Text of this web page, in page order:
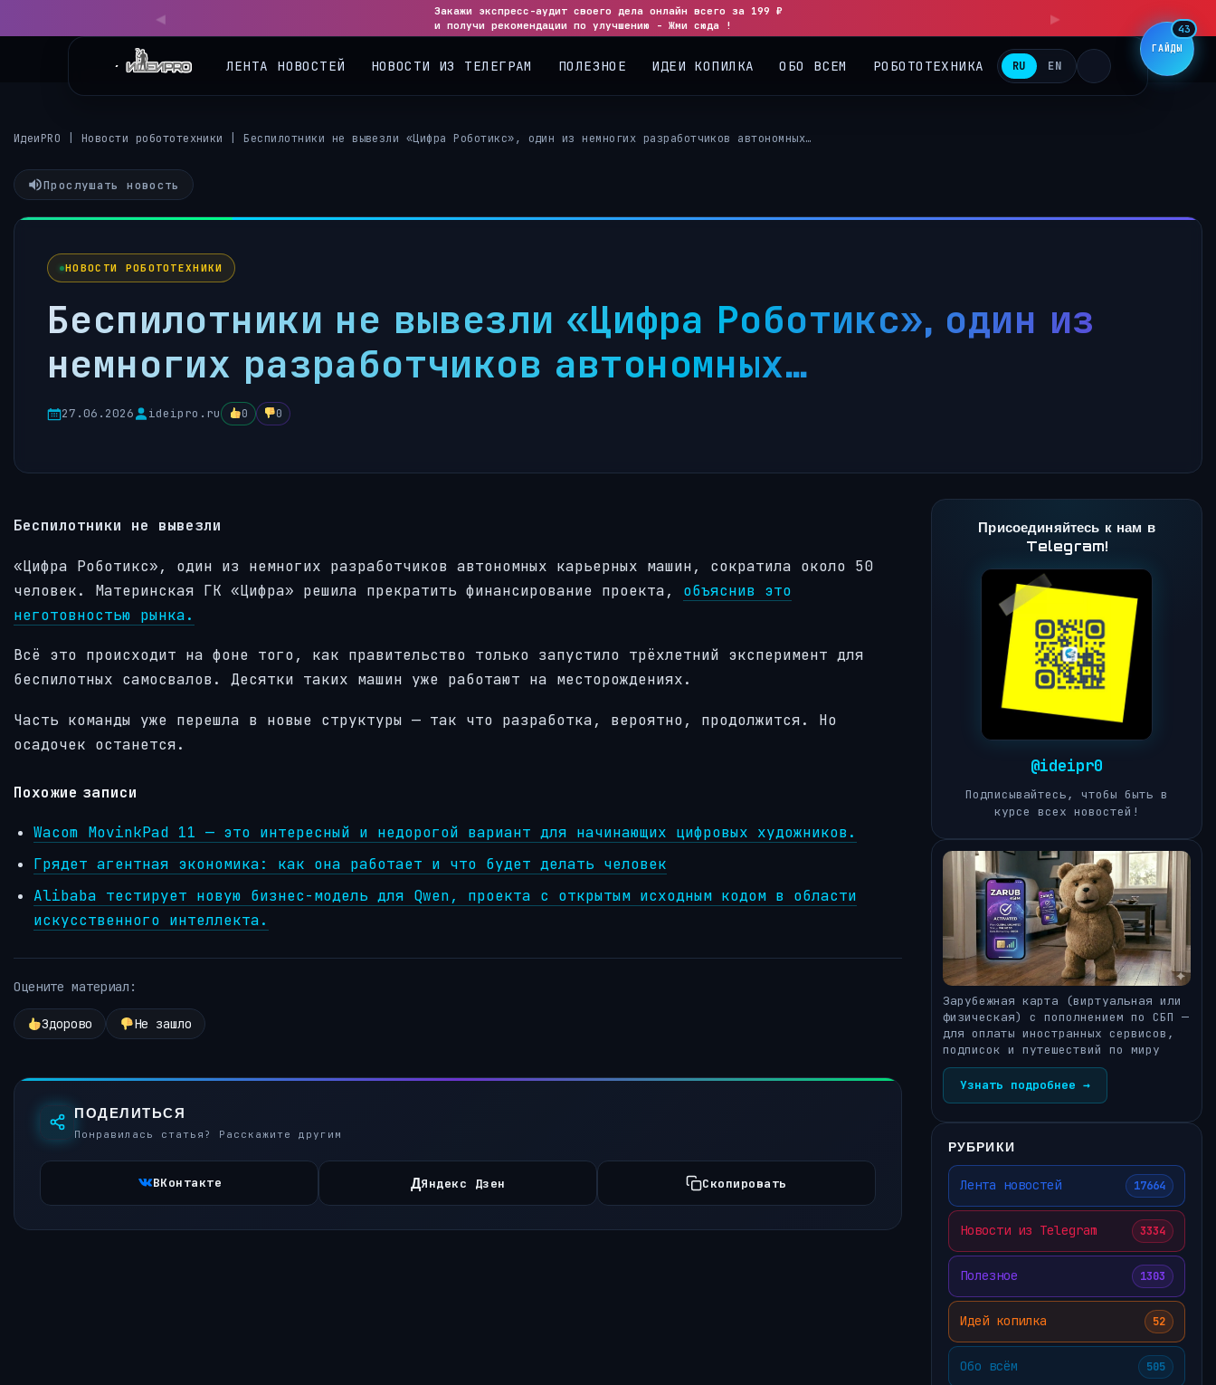
Закажи экспресс-аудит своего дела онлайн всего за 199 ₽
и получи рекомендации по улучшению - Жми сюда !
RU EN
ИдеиPRO Новости робототехники Беспилотники не вывезли «Цифра Роботикс», один из немногих разработчиков автономных…
Прослушать новость
НОВОСТИ РОБОТОТЕХНИКИ
Беспилотники не вывезли «Цифра Роботикс», один из
немногих разработчиков автономных…
27.06.2026 ideipro.ru 0 0
Беспилотники не вывезли
«Цифра Роботикс», один из немногих разработчиков автономных карьерных машин, сократила около 50
человек. Материнская ГК «Цифра» решила прекратить финансирование проекта, объяснив это
неготовностью рынка.
Всё это происходит на фоне того, как правительство только запустило трёхлетний эксперимент для
беспилотных самосвалов. Десятки таких машин уже работают на месторождениях.
Часть команды уже перешла в новые структуры — так что разработка, вероятно, продолжится. Но
осадочек останется.
Похожие записи
Wacom MovinkPad 11 — это интересный и недорогой вариант для начинающих цифровых художников.
Грядет агентная экономика: как она работает и что будет делать человек
Alibaba тестирует новую бизнес-модель для Qwen, проекта с открытым исходным кодом в области
искусственного интеллекта.
Оцените материал:
Здорово Не зашло
ПОДЕЛИТЬСЯ
Понравилась статья? Расскажите другим
ВКонтакте ДЯндекс Дзен Скопировать
Присоединяйтесь к нам в
Telegram!
@ideipr0
Подписывайтесь, чтобы быть в
курсе всех новостей!
Зарубежная карта (виртуальная или
физическая) с пополнением по СБП —
для оплаты иностранных сервисов,
подписок и путешествий по миру
Узнать подробнее →
РУБРИКИ
Лента новостей 17664
Новости из Telegram 3334
Полезное 1303
Идей копилка 52
Обо всём 505
ГАЙДЫ
43